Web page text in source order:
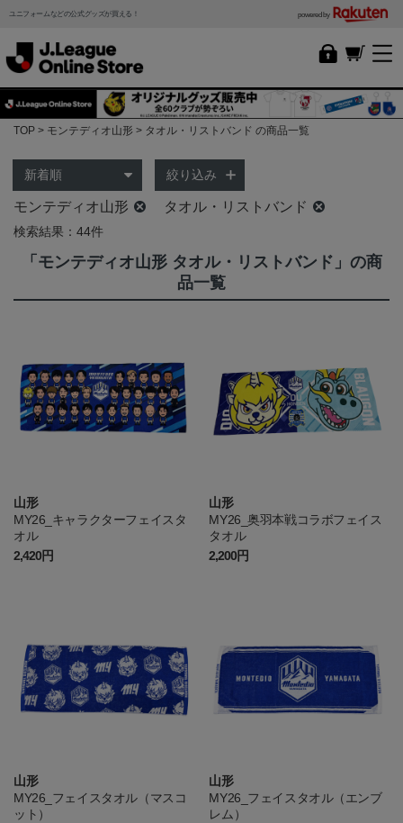
ユニフォームなどの公式グッズが買える！ powered by
TOP モンテディオ山形 タオル・リストバンド の商品一覧
絞り込み
モンテディオ山形 タオル・リストバンド
検索結果：44件
「モンテディオ山形 タオル・リストバンド」の商
品一覧
山形
MY26_キャラクターフェイスタ
オル
2,420円
山形
MY26_奥羽本戦コラボフェイス
タオル
2,200円
山形
MY26_フェイスタオル（マスコ
ット）
山形
MY26_フェイスタオル（エンブ
レム）